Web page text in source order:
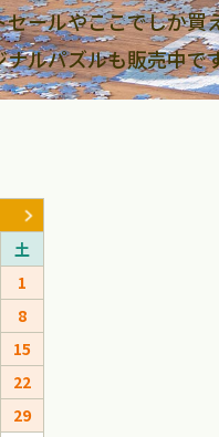
セールやここでしか買
ナルパズルも販売中で
土
1
8
15
22
29